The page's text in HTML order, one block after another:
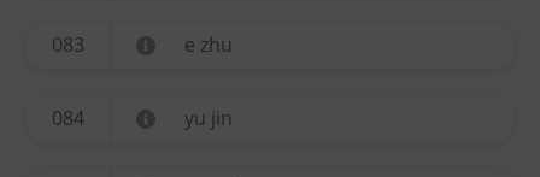
083 e zhu
084 yu jin